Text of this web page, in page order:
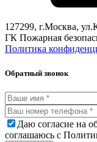
127299, г.Москва,
ГК Пожарная
Политика
Обратный звонок
Даю согласие на
соглашаюсь с